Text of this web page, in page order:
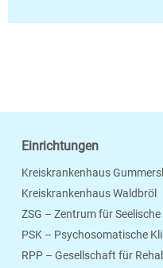
Einrichtungen
Kreiskrankenhaus
Kreiskrankenhaus Waldbröl
ZSG – Zentrum für
PSK – Psychosomatische
RPP – Gesellschaft für